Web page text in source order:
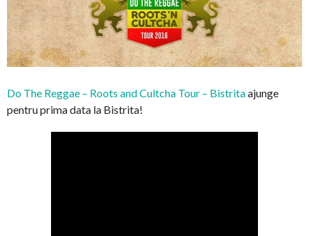
Do The Reggae – Roots and Cultcha Tour – Bistritaajunge
pentru prima data la Bistrita!